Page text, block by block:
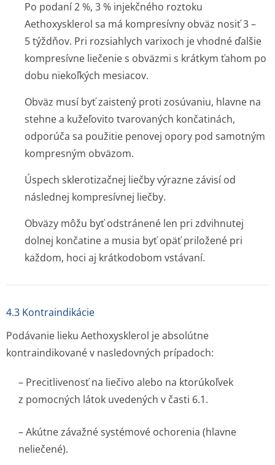
Po podaní 2 %, 3 % injekčného roztoku
Aethoxysklerol sa má kompresívny obväz nosiť 3 –
5 týždňov. Pri rozsiahlych varixoch je vhodné ďalšie
kompresívne liečenie s obväzmi s krátkym ťahom po
dobu niekoľkých mesiacov.
Obväz musí byť zaistený proti zosúvaniu, hlavne na
stehne a kužeľovito tvarovaných končatinách,
odporúča sa použitie penovej opory pod samotným
kompresným obväzom.
Úspech sklerotizačnej liečby výrazne závisí od
následnej kompresívnej liečby.
Obväzy môžu byť odstránené len pri zdvihnutej
dolnej končatine a musia byť opäť priložené pri
každom, hoci aj krátkodobom vstávaní.
4.3 Kontraindikácie
Podávanie lieku Aethoxysklerol je absolútne
kontraindikované v nasledovných prípadoch:
– Precitlivenosť na liečivo alebo na ktorúkoľvek
z pomocných látok uvedených v časti 6.1.
– Akútne závažné systémové ochorenia (hlavne
neliečené).